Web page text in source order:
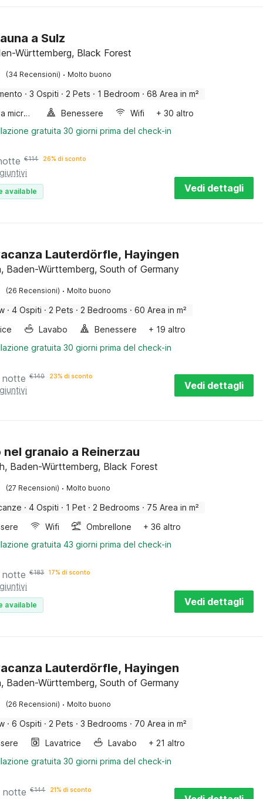
a Sulz
Württemberg, Black Forest
(34 Recensioni) · Molto buono
· 3 Ospiti · 2 Pets · 1 Bedroom · 68 Area in m²
Forno a microonde combinato
Benessere Wifi
+ 30 altro
gratuita 30 giorni prima del check-in
€114 26% di sconto
available Vedi dettagli
Lauterdörfle, Hayingen
Baden-Württemberg, South of Germany
(26 Recensioni) · Molto buono
· 4 Ospiti · 2 Pets · 2 Bedrooms · 60 Area in m²
Lavabo Benessere
+ 19 altro
gratuita 30 giorni prima del check-in
notte €140 23% di sconto
Vedi dettagli
nel granaio a Reinerzau
Baden-Württemberg, Black Forest
(27 Recensioni) · Molto buono
· 4 Ospiti · 1 Pet · 2 Bedrooms · 75 Area in m²
Wifi Ombrellone
+ 36 altro
gratuita 43 giorni prima del check-in
notte €183 17% di sconto
available Vedi dettagli
Lauterdörfle, Hayingen
Baden-Württemberg, South of Germany
(26 Recensioni) · Molto buono
· 6 Ospiti · 2 Pets · 3 Bedrooms · 70 Area in m²
Lavatrice Lavabo
+ 21 altro
gratuita 30 giorni prima del check-in
notte €144 21% di sconto